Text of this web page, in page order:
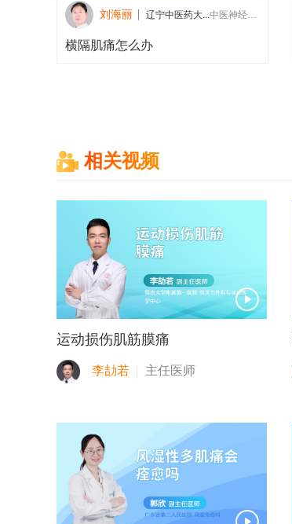
刘海丽 辽宁中医药大...中医神经内科
横隔肌痛怎么办
相关视频
运动损伤肌筋膜痛
李劼若 主任医师